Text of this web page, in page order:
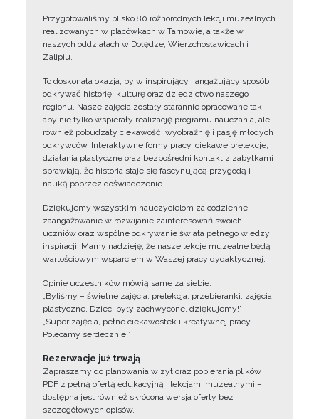
Przygotowaliśmy blisko 80 różnorodnych lekcji muzealnych
realizowanych w placówkach w Tarnowie, a także w
naszych oddziałach w Dołędze, Wierzchosławicach i
Zalipiu.
To doskonała okazja, by w inspirujący i angażujący sposób
odkrywać historię, kulturę oraz dziedzictwo naszego
regionu. Nasze zajęcia zostały starannie opracowane tak,
aby nie tylko wspierały realizację programu nauczania, ale
również pobudzały ciekawość, wyobraźnię i pasję młodych
odkrywców. Interaktywne formy pracy, ciekawe prelekcje,
działania plastyczne oraz bezpośredni kontakt z zabytkami
sprawiają, że historia staje się fascynującą przygodą i
nauką poprzez doświadczenie.
Dziękujemy wszystkim nauczycielom za codzienne
zaangażowanie w rozwijanie zainteresowań swoich
uczniów oraz wspólne odkrywanie świata pełnego wiedzy i
inspiracji. Mamy nadzieję, że nasze lekcje muzealne będą
wartościowym wsparciem w Waszej pracy dydaktycznej.
Opinie uczestników mówią same za siebie:
„Byliśmy – świetne zajęcia, prelekcja, przebieranki, zajęcia
plastyczne. Dzieci były zachwycone, dziękujemy!”
„Super zajęcia, pełne ciekawostek i kreatywnej pracy.
Polecamy serdecznie!”
Rezerwacje już trwają
Zapraszamy do planowania wizyt oraz pobierania plików
PDF z pełną ofertą edukacyjną i lekcjami muzealnymi –
dostępna jest również skrócona wersja oferty bez
szczegółowych opisów.